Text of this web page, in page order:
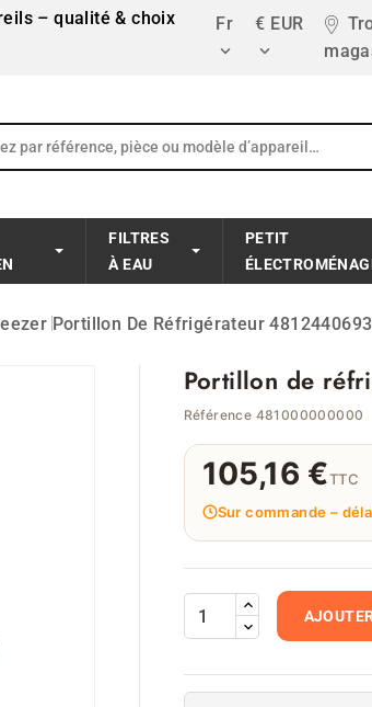
– qualité & choix
Fr

€ EUR

FILTRES
À EAU
PETIT
Portillon De Réfrigérateur
Portillon de
Référence 481000000000
105,16 €TTC
Sur commande –